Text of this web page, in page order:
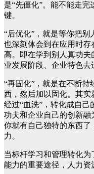
是“先僵化”。能不能走
键。
“后优化”，就是等你把
也深刻体会到在应用时
高。即在学到别人真功
业发展阶段、企业特色去
“再固化”，就是在不断
西，然后加以固化。其实
经过“血洗”，转化成自
功夫和企业自己的创新
你就有自己独特的东西
力。
当标杆学习和管理转化
能力的重要途径，人力资